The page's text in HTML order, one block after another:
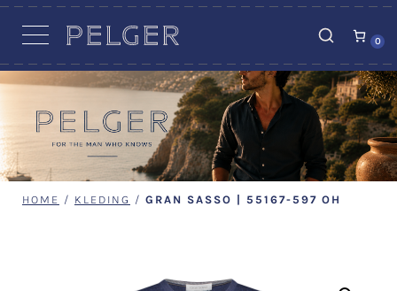
0
HOME / KLEDING / GRAN SASSO | 55167-597 OH